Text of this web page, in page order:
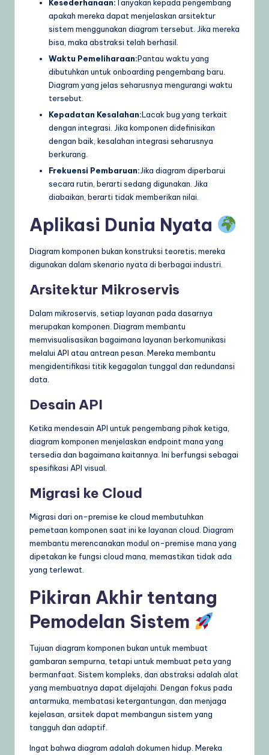
Kesederhanaan: Tanyakan kepada pengembang
apakah mereka dapat menjelaskan arsitektur
sistem menggunakan diagram tersebut. Jika mereka
bisa, maka abstraksi telah berhasil.
Waktu Pemeliharaan:Pantau waktu yang
dibutuhkan untuk onboarding pengembang baru.
Diagram yang jelas seharusnya mengurangi waktu
tersebut.
Kepadatan Kesalahan:Lacak bug yang terkait
dengan integrasi. Jika komponen didefinisikan
dengan baik, kesalahan integrasi seharusnya
berkurang.
Frekuensi Pembaruan:Jika diagram diperbarui
secara rutin, berarti sedang digunakan. Jika
diabaikan, berarti tidak memberikan nilai.
Aplikasi Dunia Nyata
Diagram komponen bukan konstruksi teoretis; mereka
digunakan dalam skenario nyata di berbagai industri.
Arsitektur Mikroservis
Dalam mikroservis, setiap layanan pada dasarnya
merupakan komponen. Diagram membantu
memvisualisasikan bagaimana layanan berkomunikasi
melalui API atau antrean pesan. Mereka membantu
mengidentifikasi titik kegagalan tunggal dan redundansi
data.
Desain API
Ketika mendesain API untuk pengembang pihak ketiga,
diagram komponen menjelaskan endpoint mana yang
tersedia dan bagaimana kaitannya. Ini berfungsi sebagai
spesifikasi API visual.
Migrasi ke Cloud
Migrasi dari on-premise ke cloud membutuhkan
pemetaan komponen saat ini ke layanan cloud. Diagram
membantu merencanakan modul on-premise mana yang
dipetakan ke fungsi cloud mana, memastikan tidak ada
yang terlewat.
Pikiran Akhir tentang
Pemodelan Sistem
Tujuan diagram komponen bukan untuk membuat
gambaran sempurna, tetapi untuk membuat peta yang
bermanfaat. Sistem kompleks, dan abstraksi adalah alat
yang membuatnya dapat dijelajahi. Dengan fokus pada
antarmuka, membatasi ketergantungan, dan menjaga
kejelasan, arsitek dapat membangun sistem yang
tangguh dan adaptif.
Ingat bahwa diagram adalah dokumen hidup. Mereka